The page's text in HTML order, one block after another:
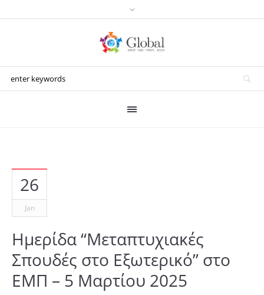
26
Jan
Ημερίδα “Μεταπτυχιακές
Σπουδές στο Εξωτερικό” στο
ΕΜΠ – 5 Μαρτίου 2025